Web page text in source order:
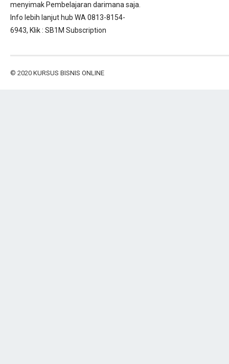
menyimak Pembelajaran darimana saja.
Info lebih lanjut hub WA 0813-8154-
6943, Klik : SB1M Subscription
© 2020 KURSUS BISNIS ONLINE